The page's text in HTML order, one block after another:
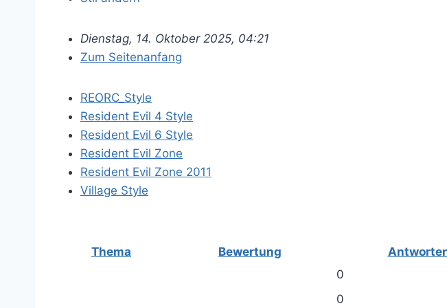
Dienstag, 14. Oktober 2025, 04:21
Zum Seitenanfang
REORC_Style
Resident Evil 4 Style
Resident Evil 6 Style
Resident Evil Zone
Resident Evil Zone 2011
Village Style
Thema Bewertung
0
0